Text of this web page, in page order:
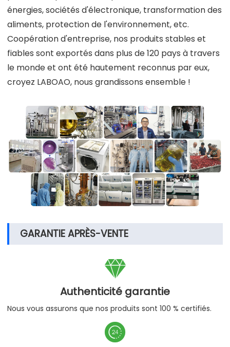
énergies, sociétés d'électronique, transformation des
aliments, protection de l'environnement, etc.
Coopération d'entreprise, nos produits stables et
fiables sont exportés dans plus de 120 pays à travers
le monde et ont été hautement reconnus par eux,
croyez LABOAO, nous grandissons ensemble !
GARANTIE APRÈS-VENTE

Authenticité garantie
Nous vous assurons que nos produits sont 100 % certifiés.
